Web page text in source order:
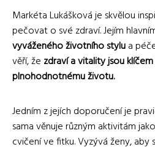
Markéta Lukášková je skvělou
pečovat o své zdraví. Jejím
vyváženého životního stylua
věří, že zdraví a vitality jsou
plnohodnotnému životu.
Jedním z jejích doporučení je
sama věnuje různým aktivitám
cvičení ve fitku. Vyzývá ženy, aby